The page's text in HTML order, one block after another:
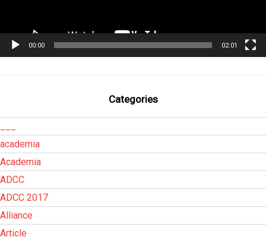
00:00 02:01
Categories
academia
Academia
ADCC
ADCC 2017
Alliance
Article